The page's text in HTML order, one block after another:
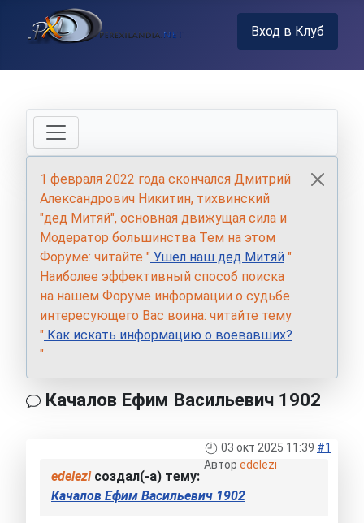
Вход в Клуб
1 февраля 2022 года скончался Дмитрий
Александрович Никитин, тихвинский
"дед Митяй", основная движущая сила и
Модератор большинства Тем на этом
Форуме: читайте " Ушел наш дед Митяй "
Наиболее эффективный способ поиска
на нашем Форуме информации о судьбе
интересующего Вас воина: читайте тему
" Как искать информацию о воевавших?
"
Качалов Ефим Васильевич 1902
03 окт 2025 11:39 #1
Автор edelezi
edeleziсоздал(-а) тему:
Качалов Ефим Васильевич 1902